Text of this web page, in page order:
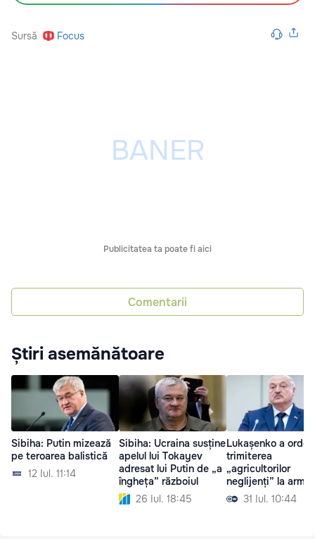
Sursă Focus
Publicitatea ta poate fi aici
Comentarii
Știri asemănătoare
Sibiha: Putin mizează
pe teroarea balistică
12 Iul. 11:14
Sibiha: Ucraina susține
apelul lui Tokayev
adresat lui Putin de „a
îngheța” războiul
26 Iul. 18:45
Lukașenko a
trimiterea
„agricultorilor
neglijenți” la
31 Iul. 10:44